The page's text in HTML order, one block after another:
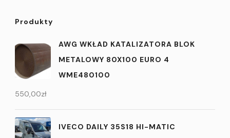
Produkty
AWG WKŁAD KATALIZATORA BLOK
METALOWY 80X100 EURO 4
WME480100
550,00zł
IVECO DAILY 35S18 HI-MATIC